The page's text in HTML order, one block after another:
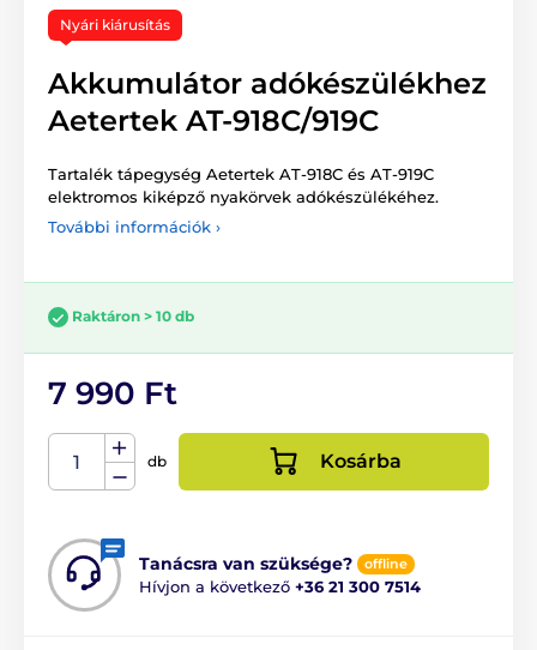
Nyári kiárusítás
Akkumulátor adókészülékhez
Aetertek AT-918C/919C
Tartalék tápegység Aetertek AT-918C és AT-919C
elektromos kiképző nyakörvek adókészülékéhez.
További információk ›
Raktáron > 10 db
7 990 Ft
db Kosárba
Tanácsra van szüksége? offline
Hívjon a következő +36 21 300 7514